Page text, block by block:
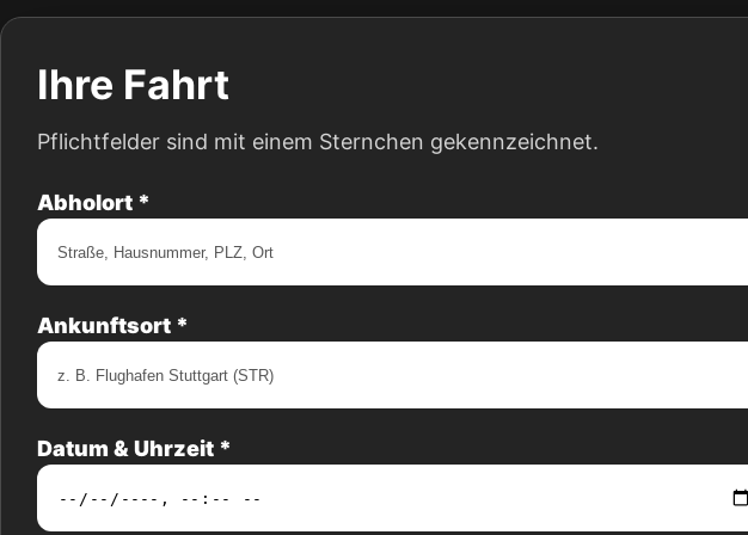
Ihre Fahrt
Pflichtfelder sind mit einem Sternchen gekennzeichnet.
Abholort *
Ankunftsort *
Datum & Uhrzeit *